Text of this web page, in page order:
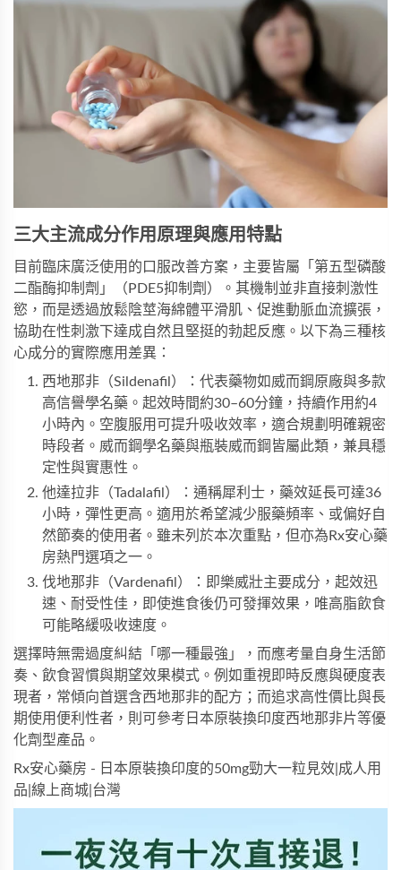
三大主流成分作用原理與應用特點
目前臨床廣泛使用的口服改善方案，主要皆屬「第五型磷酸
二酯酶抑制劑」（PDE5抑制劑）。其機制並非直接刺激性
慾，而是透過放鬆陰莖海綿體平滑肌、促進動脈血流擴張，
協助在性刺激下達成自然且堅挺的勃起反應。以下為三種核
心成分的實際應用差異：
西地那非（Sildenafil）：代表藥物如威而鋼原廠與多款
高信譽學名藥。起效時間約30–60分鐘，持續作用約4
小時內。空腹服用可提升吸收效率，適合規劃明確親密
時段者。 威而鋼學名藥與瓶裝威而鋼 皆屬此類，兼具穩
定性與實惠性。
他達拉非（Tadalafil）：通稱犀利士，藥效延長可達36
小時，彈性更高。適用於希望減少服藥頻率、或偏好自
然節奏的使用者。雖未列於本次重點，但亦為Rx安心藥
房熱門選項之一。
伐地那非（Vardenafil）：即樂威壯主要成分，起效迅
速、耐受性佳，即使進食後仍可發揮效果，唯高脂飲食
可能略緩吸收速度。
選擇時無需過度糾結「哪一種最強」，而應考量自身生活節
奏、飲食習慣與期望效果模式。例如重視即時反應與硬度表
現者，常傾向首選含西地那非的配方；而追求高性價比與長
期使用便利性者，則可參考 日本原裝換印度西地那非片等優
化劑型產品。
Rx安心藥房 - 日本原裝換印度的50mg勁大一粒見效|成人用
品|線上商城|台灣